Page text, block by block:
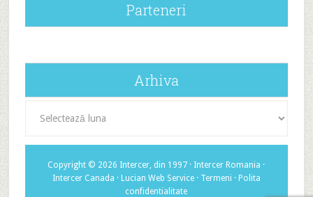
Parteneri
Arhiva
Copyright © 2026 Intercer, din 1997 · Intercer Romania ·
Intercer Canada · Lucian Web Service· Termeni · Polita
confidentialitate